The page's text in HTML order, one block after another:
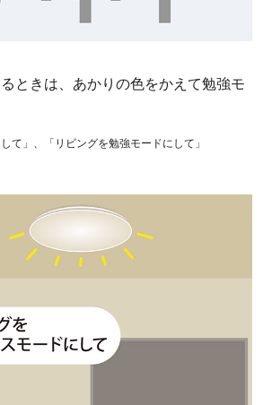
ときは、あかりの色をかえて勉強モ
て」、「リビングを勉強モードにして」